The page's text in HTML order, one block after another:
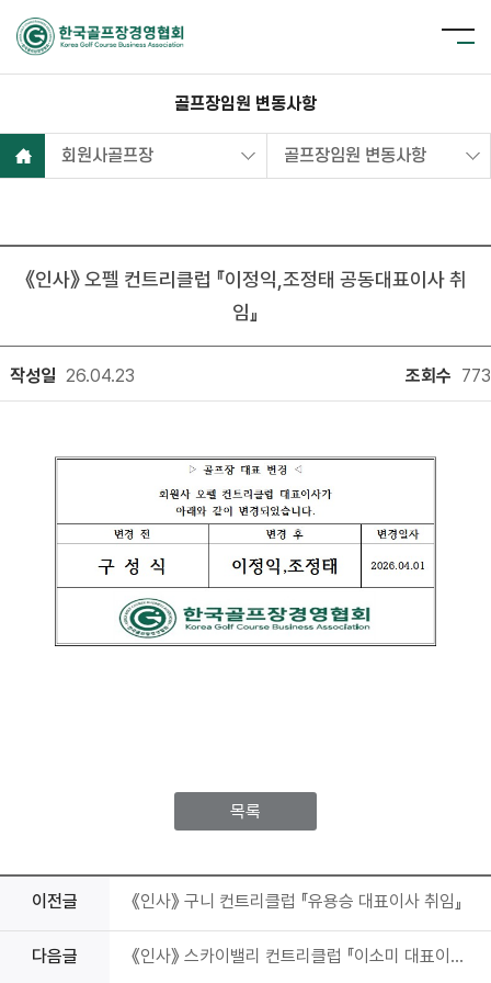
골프장임원 변동사항
회원사골프장 골프장임원 변동사항
《인사》 오펠 컨트리클럽 『이정익,조정태 공동대표이사 취
임』
작성일 26.04.23 조회수 773
목록
이전글 《인사》 구니 컨트리클럽 『유용승 대표이사 취임』
다음글 《인사》 스카이밸리 컨트리클럽 『이소미 대표이사 취임』